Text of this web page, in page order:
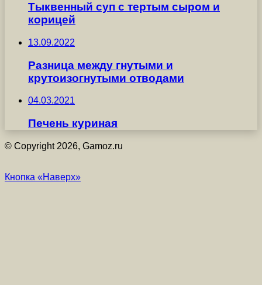
Тыквенный суп с тертым сыром и
корицей
13.09.2022
Разница между гнутыми и
крутоизогнутыми отводами
04.03.2021
Печень куриная
© Copyright 2026, Gamoz.ru
Кнопка «Наверх»